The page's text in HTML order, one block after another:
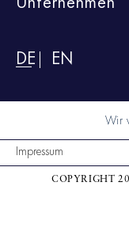
DE EN
Wir
Impressum
COPYRIGHT